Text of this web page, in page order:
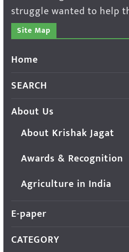
struggle wanted to help
Site Map
Home
SEARCH
About Us
About Krishak Jagat
Awards & Recognition
Agriculture in India
E-paper
CATEGORY